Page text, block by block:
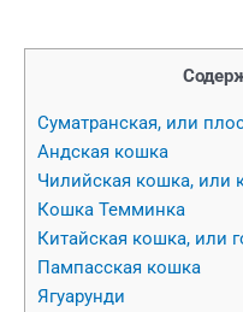
Суматранская, или
Андская кошка
Чилийская кошка, или
Кошка Темминка
Китайская кошка, или
Пампасская кошка
Ягуарунди